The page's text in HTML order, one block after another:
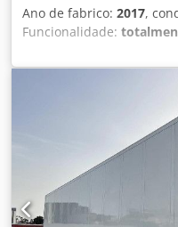
Ano de fabrico: 2017,
Funcionalidade:
ARGO 70 Centro de
operações de furação e
alumínio. DETALHES
6,780 mm topo do eixo X
E Naomhokr Eixos Y e Z
e posterior: 545 mm x
maquinagem em 3 lados
Rotação pneumática: 0°,
rpm Largura do perfil:
barra: máx. 6,780 mm